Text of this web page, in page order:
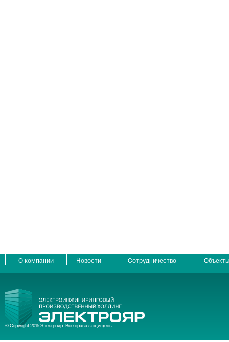
О компании Новости Сотрудничество
© Copyright 2015 Электрояр. Все права защищены.